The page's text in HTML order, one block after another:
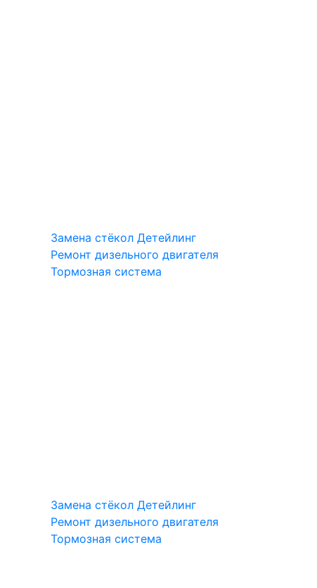
Замена стёкол Детейлинг
Ремонт дизельного двигателя
Тормозная система
Замена стёкол Детейлинг
Ремонт дизельного двигателя
Тормозная система